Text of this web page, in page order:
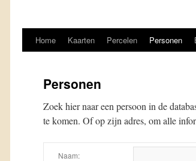
Spring
inhoud
Home Kaarten Percelen Personen
Personen
Zoek hier naar een persoon in de
te komen. Of op zijn adres, om alle
Naam: